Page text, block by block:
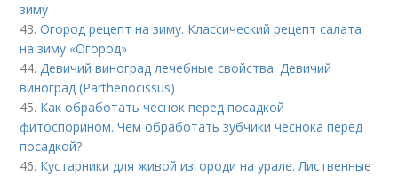
зиму
43.Огород рецепт на зиму. Классический рецепт салата
на зиму «Огород»
44.Девичий виноград лечебные свойства. Девичий
виноград (Parthenocissus)
45. Как обработать чеснок перед посадкой
фитоспорином. Чем обработать зубчики чеснока перед
посадкой?
46. Кустарники для живой изгороди на урале. Лиственные